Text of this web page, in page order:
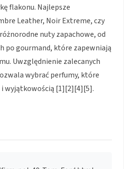
flakonu. Najlepsze
Leather, Noir Extreme, czy
nuty zapachowe, od
po gourmand, które zapewniają
Uwzględnienie zalecanych
wybrać perfumy, które
i wyjątkowością [1][2][4][5].